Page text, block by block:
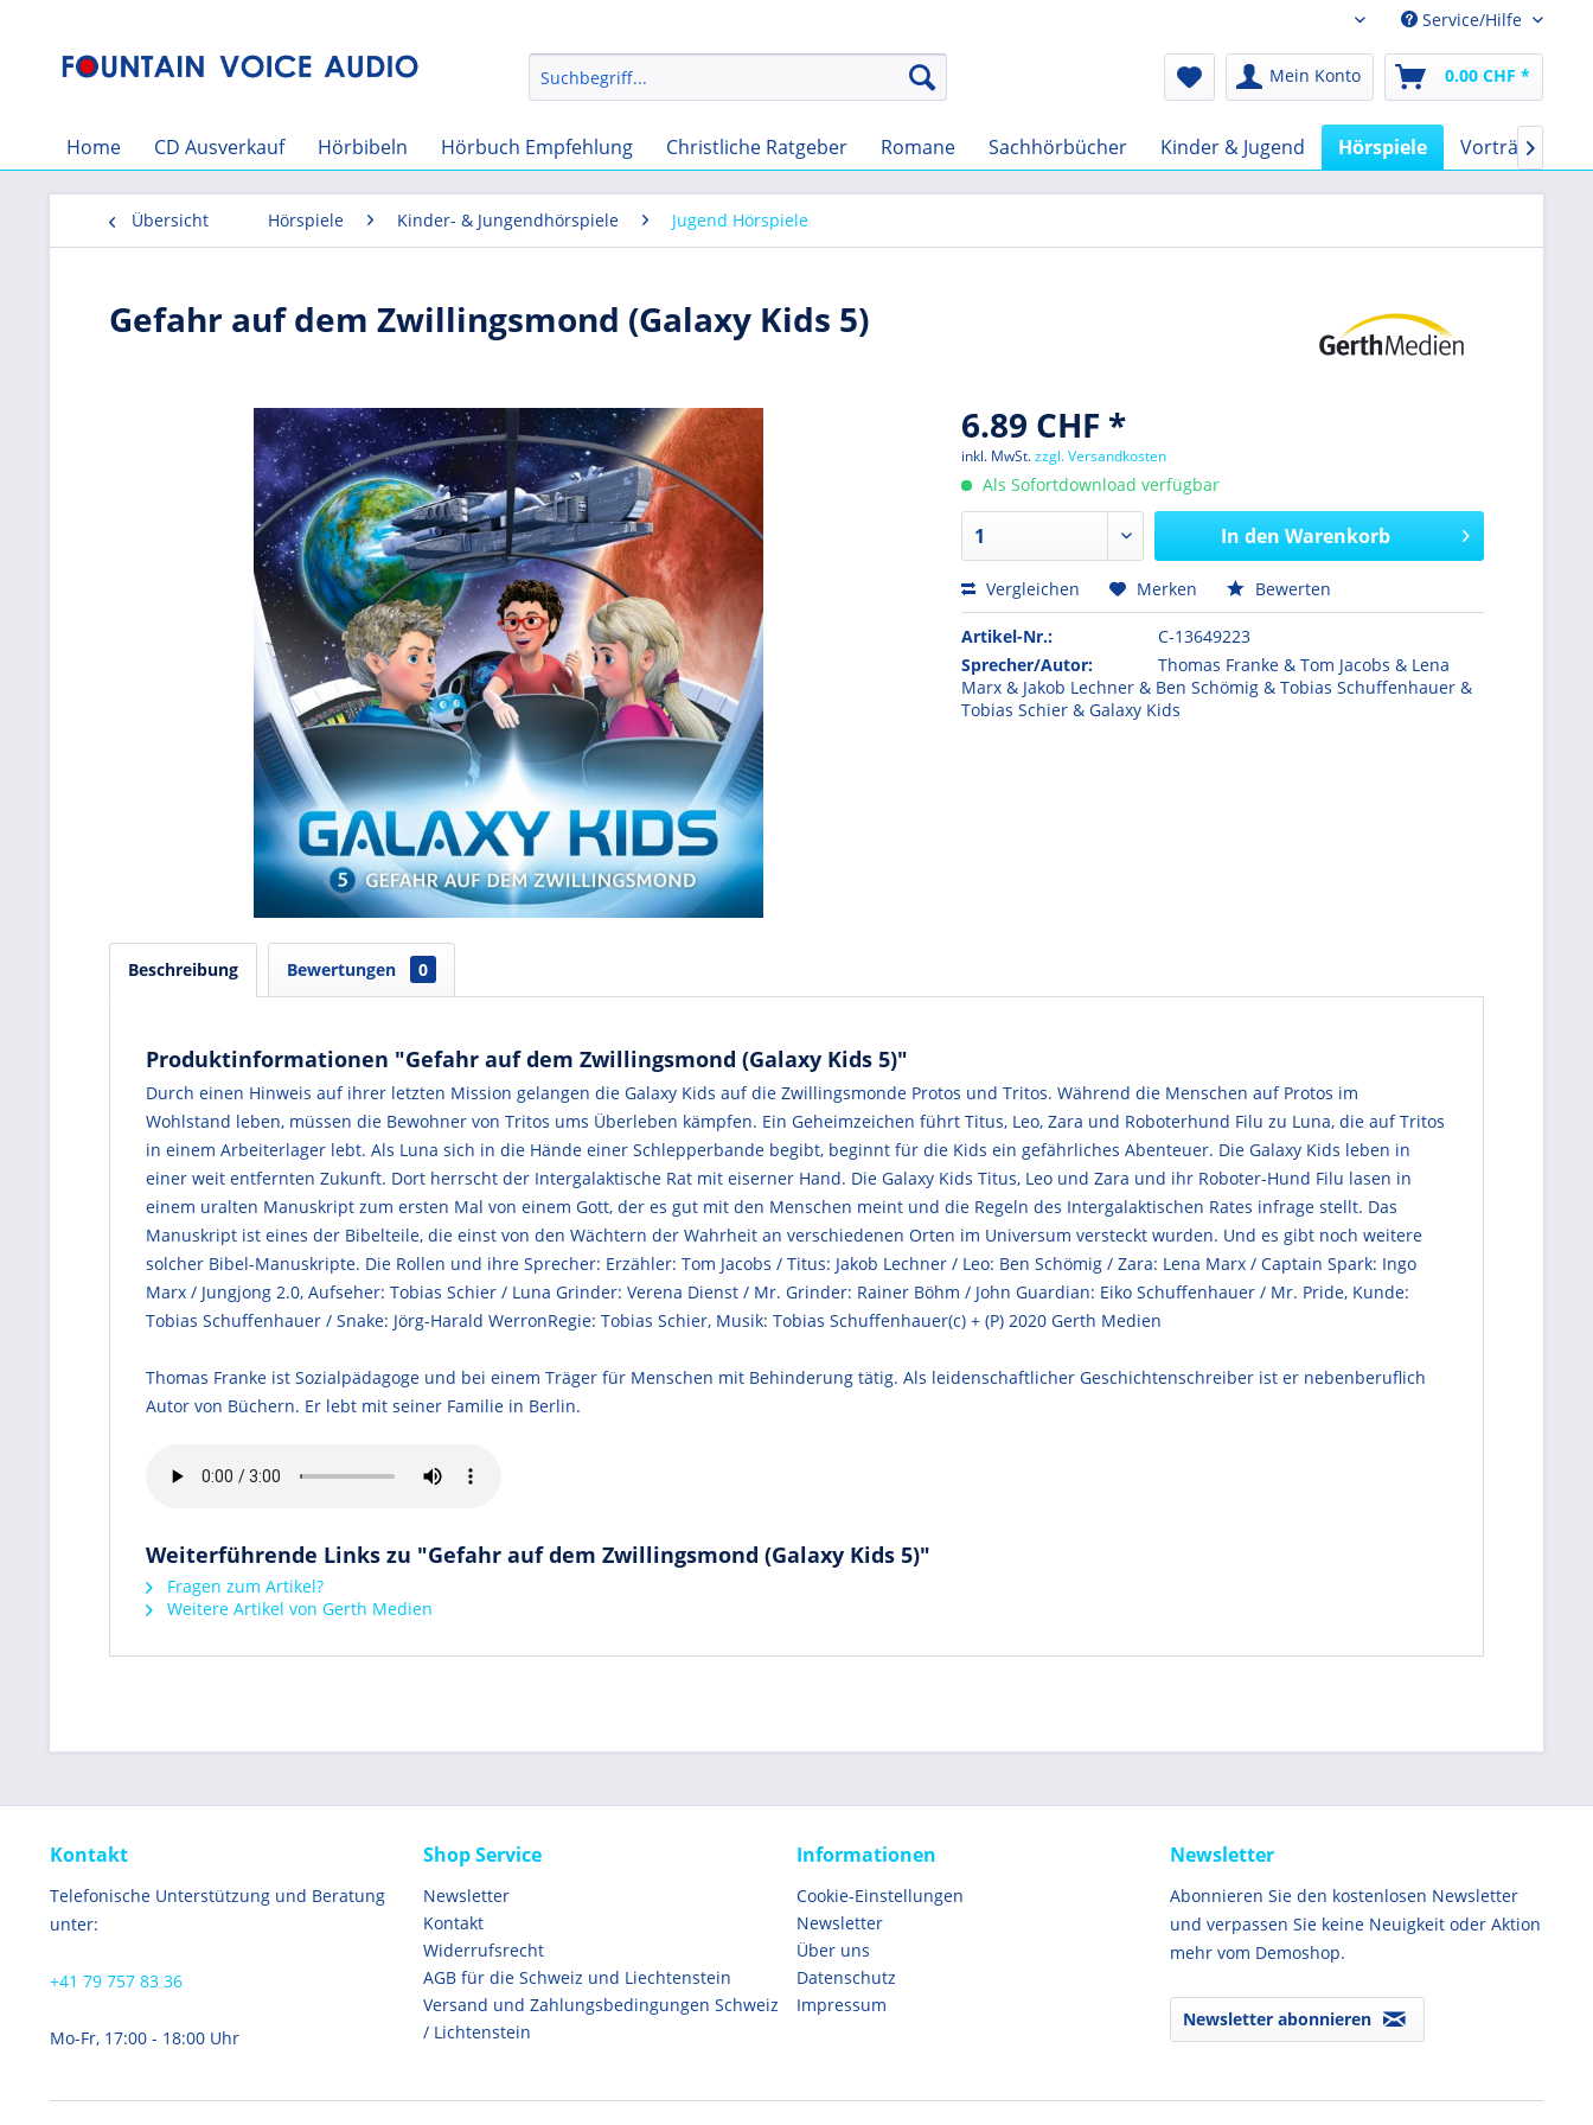
Audio-Book CHFService/Hilfe
Mein Konto 0.00 CHF *
Home CD Ausverkauf Hörbibeln Hörbuch Empfehlung Christliche Ratgeber Romane Sachhörbücher Kinder & Jugend Hörspiele Vorträge

Übersicht Hörspiele Kinder- & Jungendhörspiele Jugend Hörspiele
Gefahr auf dem Zwillingsmond (Galaxy Kids 5)
6.89 CHF *
inkl. MwSt.zzgl. Versandkosten
Als Sofortdownload verfügbar
In den Warenkorb
Vergleichen Merken Bewerten
Artikel-Nr.:
C-13649223
Sprecher/Autor:
Thomas Franke & Tom Jacobs & Lena
Marx & Jakob Lechner & Ben Schömig & Tobias Schuffenhauer &
Tobias Schier & Galaxy Kids
Beschreibung Bewertungen 0
Produktinformationen "Gefahr auf dem Zwillingsmond (Galaxy Kids 5)"
Durch einen Hinweis auf ihrer letzten Mission gelangen die Galaxy Kids auf die Zwillingsmonde Protos und Tritos. Während die Menschen auf Protos im
Wohlstand leben, müssen die Bewohner von Tritos ums Überleben kämpfen. Ein Geheimzeichen führt Titus, Leo, Zara und Roboterhund Filu zu Luna, die auf Tritos
in einem Arbeiterlager lebt. Als Luna sich in die Hände einer Schlepperbande begibt, beginnt für die Kids ein gefährliches Abenteuer. Die Galaxy Kids leben in
einer weit entfernten Zukunft. Dort herrscht der Intergalaktische Rat mit eiserner Hand. Die Galaxy Kids Titus, Leo und Zara und ihr Roboter-Hund Filu lasen in
einem uralten Manuskript zum ersten Mal von einem Gott, der es gut mit den Menschen meint und die Regeln des Intergalaktischen Rates infrage stellt. Das
Manuskript ist eines der Bibelteile, die einst von den Wächtern der Wahrheit an verschiedenen Orten im Universum versteckt wurden. Und es gibt noch weitere
solcher Bibel-Manuskripte. Die Rollen und ihre Sprecher: Erzähler: Tom Jacobs / Titus: Jakob Lechner / Leo: Ben Schömig / Zara: Lena Marx / Captain Spark: Ingo
Marx / Jungjong 2.0, Aufseher: Tobias Schier / Luna Grinder: Verena Dienst / Mr. Grinder: Rainer Böhm / John Guardian: Eiko Schuffenhauer / Mr. Pride, Kunde:
Tobias Schuffenhauer / Snake: Jörg-Harald WerronRegie: Tobias Schier, Musik: Tobias Schuffenhauer(c) + (P) 2020 Gerth Medien
Thomas Franke ist Sozialpädagoge und bei einem Träger für Menschen mit Behinderung tätig. Als leidenschaftlicher Geschichtenschreiber ist er nebenberuflich
Autor von Büchern. Er lebt mit seiner Familie in Berlin.
Weiterführende Links zu "Gefahr auf dem Zwillingsmond (Galaxy Kids 5)"
Fragen zum Artikel?
Weitere Artikel von Gerth Medien
Kontakt
Telefonische Unterstützung und Beratung
unter:
+41 79 757 83 36
Mo-Fr, 17:00 - 18:00 Uhr
Shop Service
Newsletter
Kontakt
Widerrufsrecht
AGB für die Schweiz und Liechtenstein
Versand und Zahlungsbedingungen Schweiz
/ Lichtenstein
Informationen
Cookie-Einstellungen
Newsletter
Über uns
Datenschutz
Impressum
Newsletter
Abonnieren Sie den kostenlosen Newsletter
und verpassen Sie keine Neuigkeit oder Aktion
mehr vom Demoshop.
Newsletter abonnieren